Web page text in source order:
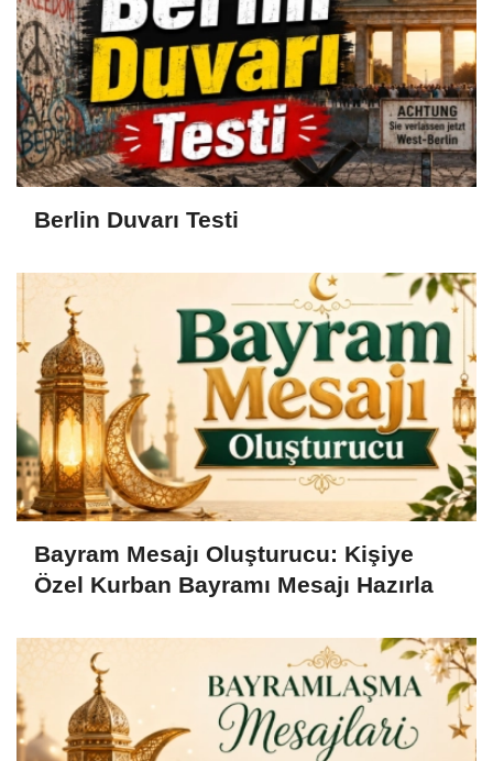
Berlin Duvarı Testi
Bayram Mesajı Oluşturucu: Kişiye
Özel Kurban Bayramı Mesajı Hazırla